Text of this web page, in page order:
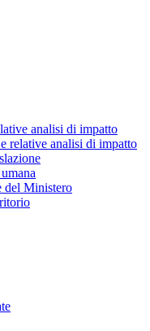
analisi di impatto
relative analisi di impatto
del Ministero